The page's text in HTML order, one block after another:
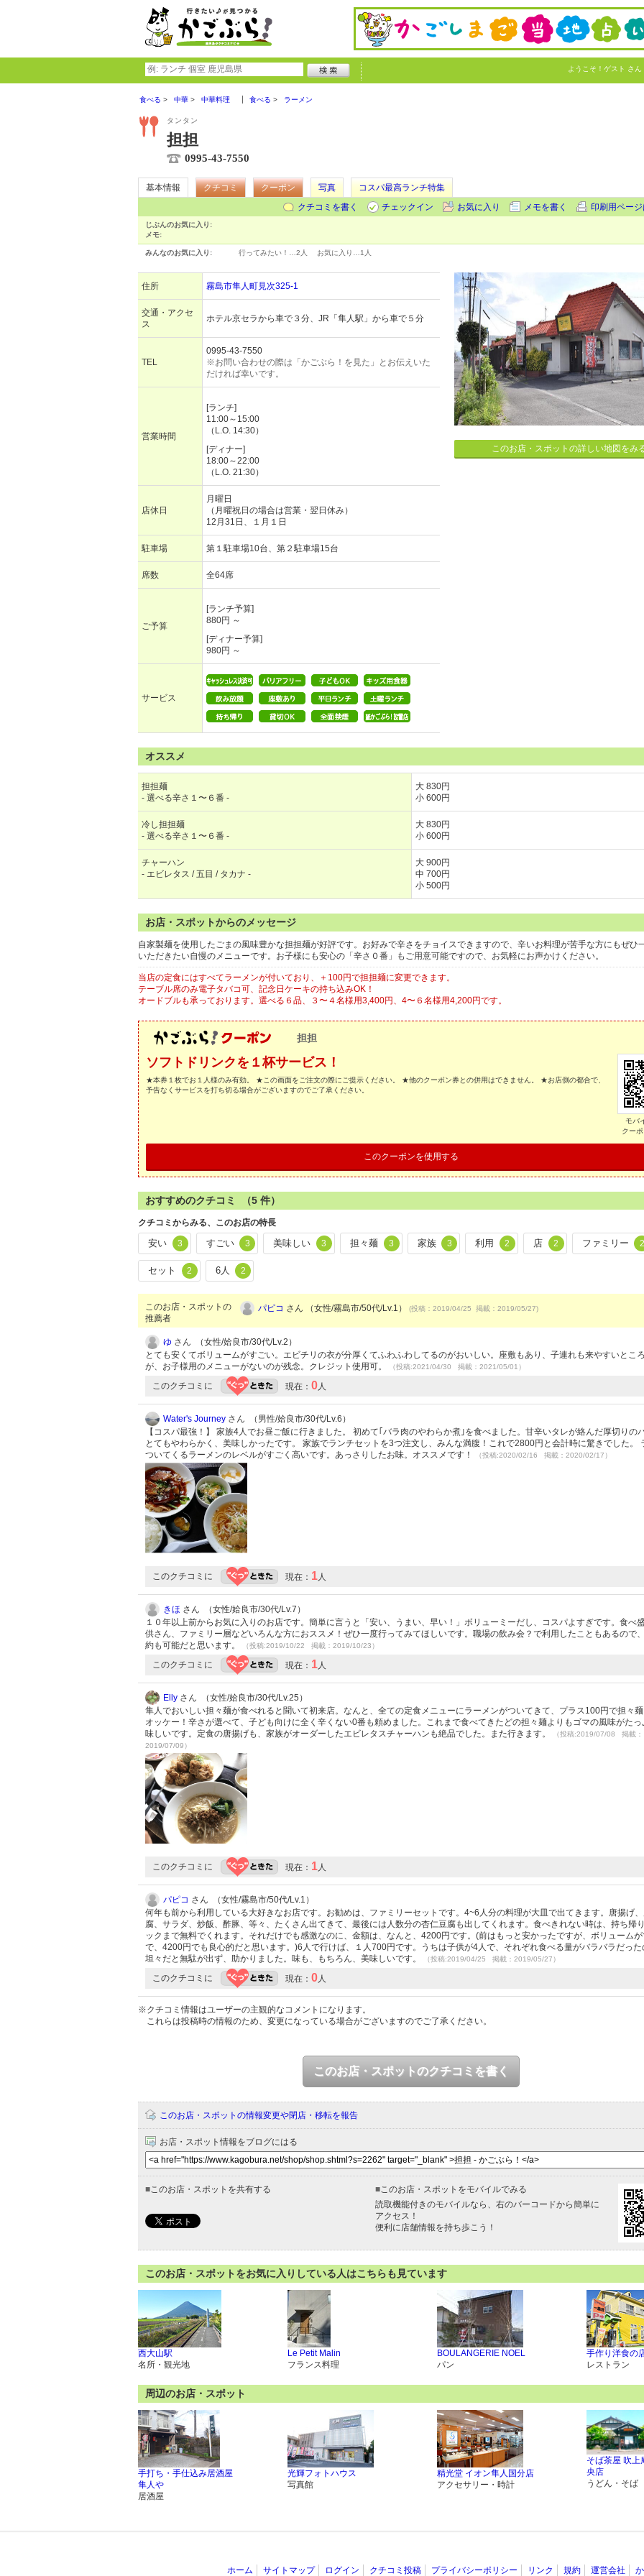
ようこそ！ ゲスト さん
食べる 中華 中華料理 食べる ラーメン
タンタン
担担
0995-43-7550
基本情報 クチコミ クーポン 写真
コスパ最高ランチ特集
クチコミを書く
チェックイン お気に入り メモを書く 印刷用ページ
じぶんのお気に入り:
メモ:
みんなのお気に入り: 行ってみたい！… 2人 お気に入り… 1人
住所 霧島市隼人町見次325-1
交通・アクセ
ス
ホテル京セラから車で３分、JR「隼人駅」から車で５分
TEL
0995-43-7550
※お問い合わせの際は「かごぶら！を見た」とお伝えいた
だければ幸いです。
営業時間
[ランチ]
11:00～15:00
（L.O. 14:30）
[ディナー]
18:00～22:00
（L.O. 21:30）
店休日
月曜日
（月曜祝日の場合は営業・翌日休み）
12月31日、１月１日
駐車場 第１駐車場10台、第２駐車場15台
席数 全64席
ご予算
[ランチ予算]
880円 ～
[ディナー予算]
980円 ～
サービス
このお店・スポットの詳しい地図をみ
オススメ
担担麺
- 選べる辛さ１〜６番 -
大 830円
小 600円
冷し担担麺
- 選べる辛さ１〜６番 -
大 830円
小 600円
チャーハン
- エビレタス / 五目 / タカナ -
大 900円
中 700円
小 500円
お店・スポットからのメッセージ
自家製麺を使用したごまの風味豊かな担担麺が好評です。お好みで辛さをチョイスできますので、辛いお料理が苦手な方にもぜひ
いただきたい自慢のメニューです。お子様にも安心の「辛さ０番」もご用意可能ですので、お気軽にお声かけください。
当店の定食にはすべてラーメンが付いており、＋100円で担担麺に変更できます。
テーブル席のみ電子タバコ可、記念日ケーキの持ち込みOK！
オードブルも承っております。選べる６品、３〜４名様用3,400円、4〜６名様用4,200円です。
担担
ソフトドリンクを１杯サービス！
★本券１枚でお１人様のみ有効。 ★この画面をご注文の際にご提示ください。 ★他のクーポン券との併用はできません。 ★お店側の都合で、
予告なくサービスを打ち切る場合がございますのでご了承ください。
モバ
クー
このクーポンを使用する
おすすめのクチコミ （5 件）
クチコミからみる、このお店の特長
安い 3 すごい 3 美味しい 3 担々麺 3 家族 3 利用 2 店 2 ファミリー 2
セット 2 6人 2
このお店・スポットの
推薦者
パピコ さん （女性/霧島市/50代/Lv.1） (投稿：2019/04/25 掲載：2019/05/27)
ゆ さん （女性/姶良市/30代/Lv.2）
とても安くてボリュームがすごい。エビチリの衣が分厚くてふわふわしてるのがおいしい。座敷もあり、子連れも来やすいとこ
が、お子様用のメニューがないのが残念。クレジット使用可。
（投稿:2021/04/30 掲載：2021/05/01）
このクチコミに 現在： 0人
Water's Journey さん （男性/姶良市/30代/Lv.6）
【コスパ最強！】 家族4人でお昼ご飯に行きました。 初めて｢バラ肉のやわらか煮｣を食べました。甘辛いタレが絡んだ厚切りの
とてもやわらかく、美味しかったです。 家族でランチセットを3つ注文し、みんな満腹！これで2800円と会計時に驚きでした。
ついてくるラーメンのレベルがすごく高いです。あっさりしたお味。オススメです！
（投稿:2020/02/16 掲載：2020/02/17）
このクチコミに 現在： 1人
きほ さん （女性/姶良市/30代/Lv.7）
１０年以上前からお気に入りのお店です。簡単に言うと「安い、うまい、早い！」ボリューミーだし、コスパよすぎです。食べ
供さん、ファミリー層などいろんな方におススメ！ぜひ一度行ってみてほしいです。職場の飲み会？で利用したこともあるので
約も可能だと思います。
（投稿:2019/10/22 掲載：2019/10/23）
このクチコミに 現在： 1人
Elly さん （女性/姶良市/30代/Lv.25）
隼人でおいしい担々麺が食べれると聞いて初来店。なんと、全ての定食メニューにラーメンがついてきて、プラス100円で担々
オッケー！辛さが選べて、子ども向けに全く辛くない0番も頼めました。これまで食べてきたどの担々麺よりもゴマの風味がた
味しいです。定食の唐揚げも、家族がオーダーしたエビレタスチャーハンも絶品でした。また行きます。
（投稿:2019/07/08 掲載：
2019/07/09）
このクチコミに 現在： 1人
パピコ さん （女性/霧島市/50代/Lv.1）
何年も前から利用している大好きなお店です。お勧めは、ファミリーセットです。4~6人分の料理が大皿で出てきます。唐揚げ
腐、サラダ、炒飯、酢豚、等々、たくさん出てきて、最後には人数分の杏仁豆腐も出してくれます。食べきれない時は、持ち帰
ックまで無料でくれます。それだけでも感激なのに、金額は、なんと、4200円です。(前はもっと安かったですが、ボリューム
で、4200円でも良心的だと思います。)6人で行けば、１人700円です。うちは子供が4人で、それぞれ食べる量がバラバラだった
坦々だと無駄が出ず、助かりました。味も、もちろん、美味しいです。
（投稿:2019/04/25 掲載：2019/05/27）
このクチコミに 現在： 0人
※クチコミ情報はユーザーの主観的なコメントになります。
これらは投稿時の情報のため、変更になっている場合がございますのでご了承ください。
このお店・スポットのクチコミを書く
このお店・スポットの情報変更や閉店・移転を報告
お店・スポット情報をブログにはる
■このお店・スポットを共有する ■このお店・スポットをモバイルでみる
読取機能付きのモバイルなら、右のバーコードから簡単に
アクセス！
便利に店舗情報を持ち歩こう！
このお店・スポットをお気に入りしている人はこちらも見ています
西大山駅
名所・観光地
Le Petit Malin
フランス料理
BOULANGERIE NOEL
パン
手作り洋食の
レストラン
周辺のお店・スポット
手打ち・手仕込み居酒屋
隼人や
居酒屋
光輝フォトハウス
写真館
精光堂 イオン隼人国分店
アクセサリー・時計
そば茶屋 吹上
央店
うどん・そば
ホーム サイトマップ ログイン クチコミ投稿 プライバシーポリシー リンク 規約 運営会社